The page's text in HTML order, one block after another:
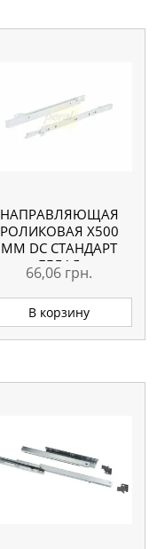
НАПРАВЛЯЮЩАЯ
РОЛИКОВАЯ X500
ММ DC СТАНДАРТ
БЕЛАЯ
66,06 грн.
В корзину